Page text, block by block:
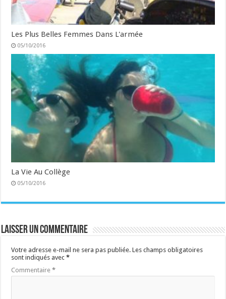
Les Plus Belles Femmes Dans L'armée
05/10/2016
La Vie Au Collège
05/10/2016
Laisser un commentaire
Votre adresse e-mail ne sera pas publiée. Les champs obligatoires
sont indiqués avec*
Commentaire*